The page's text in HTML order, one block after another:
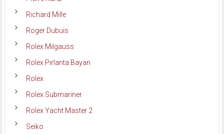
Richard Mille
Roger Dubuis
Rolex Milgauss
Rolex Pırlanta Bayan
Rolex
Rolex Submariner
Rolex Yacht Master 2
Seiko